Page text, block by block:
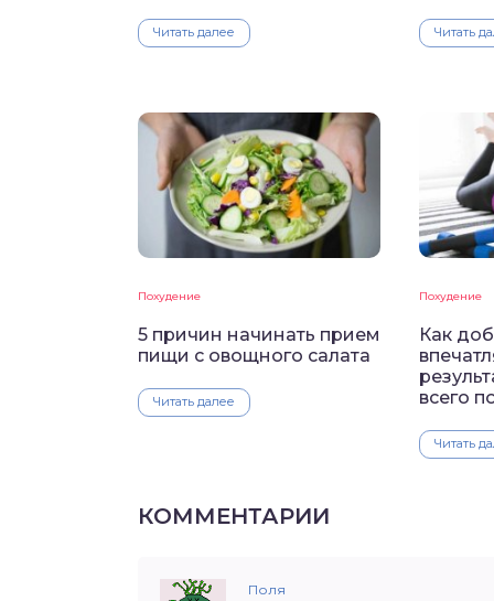
Читать далее Читать
Похудение
5 причин начинать прием
пищи с овощного салата
Читать далее
Похудение
Как
всего
Читать
КОММЕНТАРИИ
Поля